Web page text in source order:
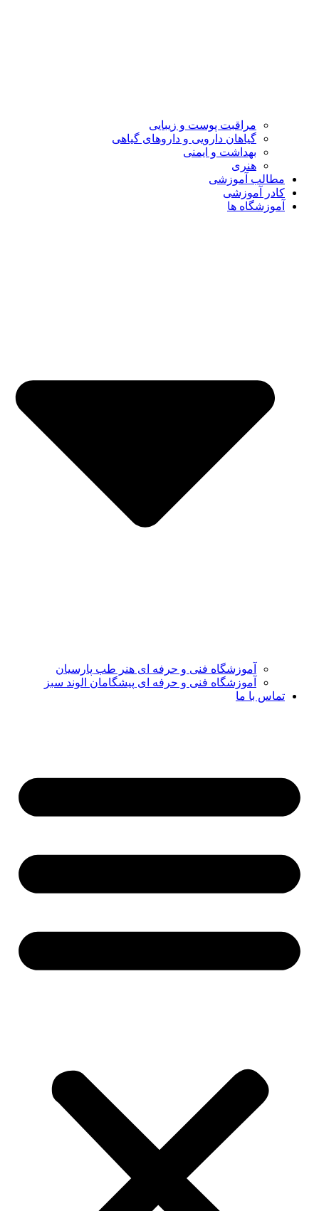
مراقبت پوست و زیبایی
گیاهان دارویی و داروهای گیاهی
بهداشت و ایمنی
هنری
مطالب آموزشی
کادر آموزشی
آموزشگاه ها
آموزشگاه فنی و حرفه ای هنر طب پارسیان
آموزشگاه فنی و حرفه ای پیشگامان الوند سبز
تماس با ما